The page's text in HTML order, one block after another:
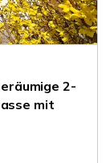
2-
mit